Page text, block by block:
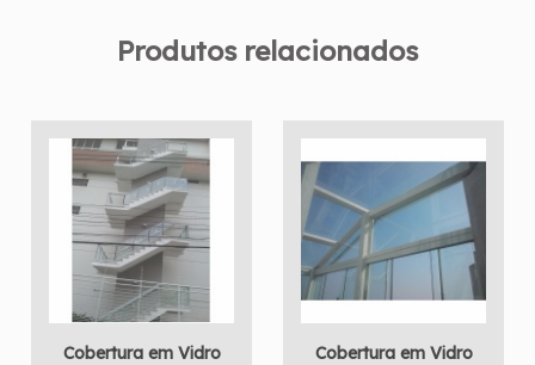
Produtos relacionados
Cobertura em Vidro
Cobertura em Vidro